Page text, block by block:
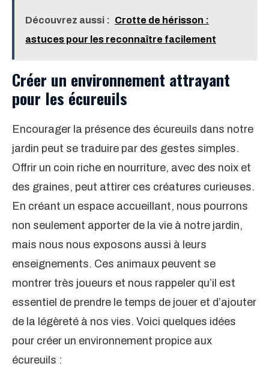
Découvrez aussi : Crotte de hérisson :
astuces pour les reconnaître facilement
Créer un environnement attrayant
pour les écureuils
Encourager la présence des écureuils dans notre
jardin peut se traduire par des gestes simples.
Offrir un coin riche en nourriture, avec des noix et
des graines, peut attirer ces créatures curieuses.
En créant un espace accueillant, nous pourrons
non seulement apporter de la vie à notre jardin,
mais nous nous exposons aussi à leurs
enseignements. Ces animaux peuvent se
montrer très joueurs et nous rappeler qu’il est
essentiel de prendre le temps de jouer et d’ajouter
de la légèreté à nos vies. Voici quelques idées
pour créer un environnement propice aux
écureuils :